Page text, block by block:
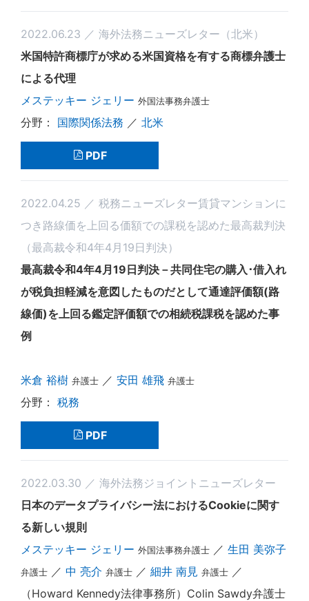
2022.06.23 ／ 海外法務ニューズレター（北米）
米国特許商標庁が求める米国資格を有する商標弁護士
による代理
メステッキー ジェリー 外国法事務弁護士
国際関係法務 ／ 北米
PDF
2022.04.25 ／ 税務ニューズレター賃貸マンションに
つき路線価を上回る価額での課税を認めた最高裁判決
（最高裁令和4年4月19日判決）
最高裁令和4年4月19日判決－共同住宅の購入･借入れ
が税負担軽減を意図したものだとして通達評価額(路
線価)を上回る鑑定評価額での相続税課税を認めた事
例
米倉 裕樹 弁護士 ／ 安田 雄飛 弁護士
税務
PDF
2022.03.30 ／ 海外法務ジョイントニューズレター
日本のデータプライバシー法におけるCookieに関す
る新しい規則
メステッキー ジェリー 外国法事務弁護士 ／ 生田 美弥子
弁護士 ／ 中 亮介 弁護士 ／ 細井 南見 弁護士 ／
（Howard Kennedy法律事務所）Colin Sawdy弁護士